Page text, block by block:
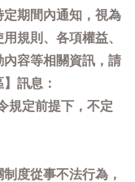
期間內通知，視為
規則、各項權益、
容等相關資訊，請
訊息：
規定前提下，不定
度從事不法行為，